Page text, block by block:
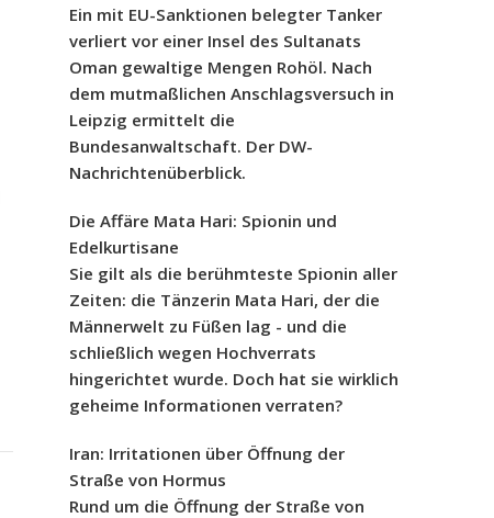
Ein mit EU-Sanktionen belegter Tanker
verliert vor einer Insel des Sultanats
Oman gewaltige Mengen Rohöl. Nach
dem mutmaßlichen Anschlagsversuch in
Leipzig ermittelt die
Bundesanwaltschaft. Der DW-
Nachrichtenüberblick.
Die Affäre Mata Hari: Spionin und
Edelkurtisane
Sie gilt als die berühmteste Spionin aller
Zeiten: die Tänzerin Mata Hari, der die
Männerwelt zu Füßen lag - und die
schließlich wegen Hochverrats
hingerichtet wurde. Doch hat sie wirklich
geheime Informationen verraten?
Iran: Irritationen über Öffnung der
Straße von Hormus
Rund um die Öffnung der Straße von